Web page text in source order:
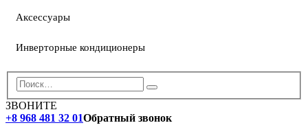
Аксессуары
Инверторные кондиционеры
ЗВОНИТЕ
+8 968 481 32 01Обратный звонок